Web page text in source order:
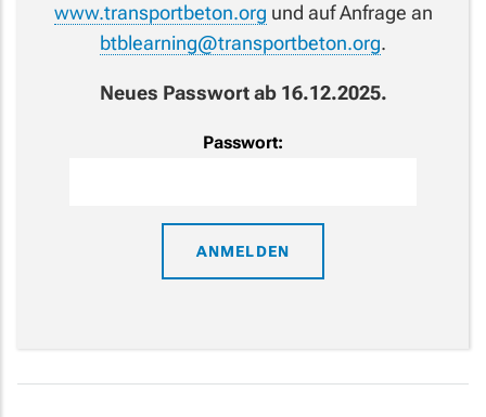
www.transportbeton.org und auf Anfrage an
btblearning@transportbeton.org.
Neues Passwort ab 16.12.2025.
Passwort: